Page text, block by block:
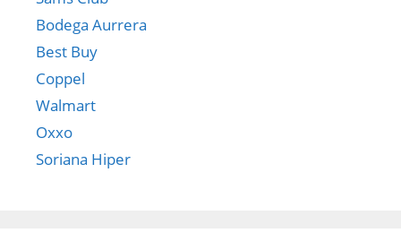
Bodega Aurrera
Best Buy
Coppel
Walmart
Oxxo
Soriana Hiper